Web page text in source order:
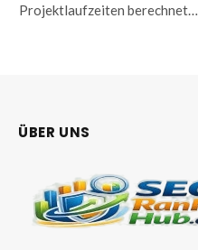
Projektlaufzeiten berechnet…
ÜBER UNS